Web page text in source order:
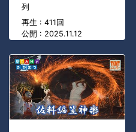
列
再生 : 411回
公開 : 2025.11.12